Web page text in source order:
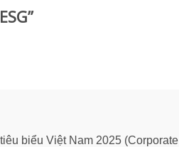
biểu Việt Nam 2025 (Corporate